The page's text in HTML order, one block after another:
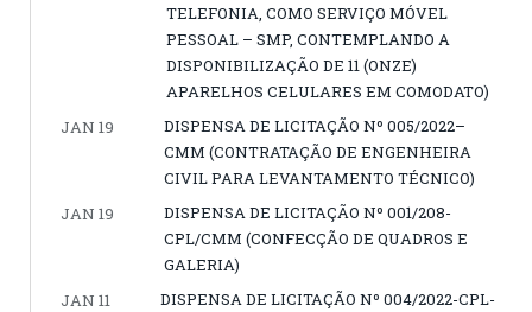
TELEFONIA, COMO SERVIÇO MÓVEL
PESSOAL – SMP, CONTEMPLANDO A
DISPONIBILIZAÇÃO DE 11 (ONZE)
APARELHOS CELULARES EM COMODATO)
JAN 19
DISPENSA DE LICITAÇÃO Nº 005/2022–
CMM (CONTRATAÇÃO DE ENGENHEIRA
CIVIL PARA LEVANTAMENTO TÉCNICO)
JAN 19
DISPENSA DE LICITAÇÃO Nº 001/208-
CPL/CMM (CONFECÇÃO DE QUADROS E
GALERIA)
JAN 11
DISPENSA DE LICITAÇÃO Nº 004/2022-CPL-